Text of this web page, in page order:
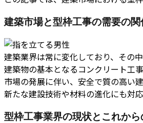
建築市場と型枠工事の需要の関
建築業界は常に変化しており、その
建築物の基本となるコンクリート工
市場の発展に伴い、安全で質の高い
新たな建設技術や材料の進化にも対
型枠工事業界の現状とこれから